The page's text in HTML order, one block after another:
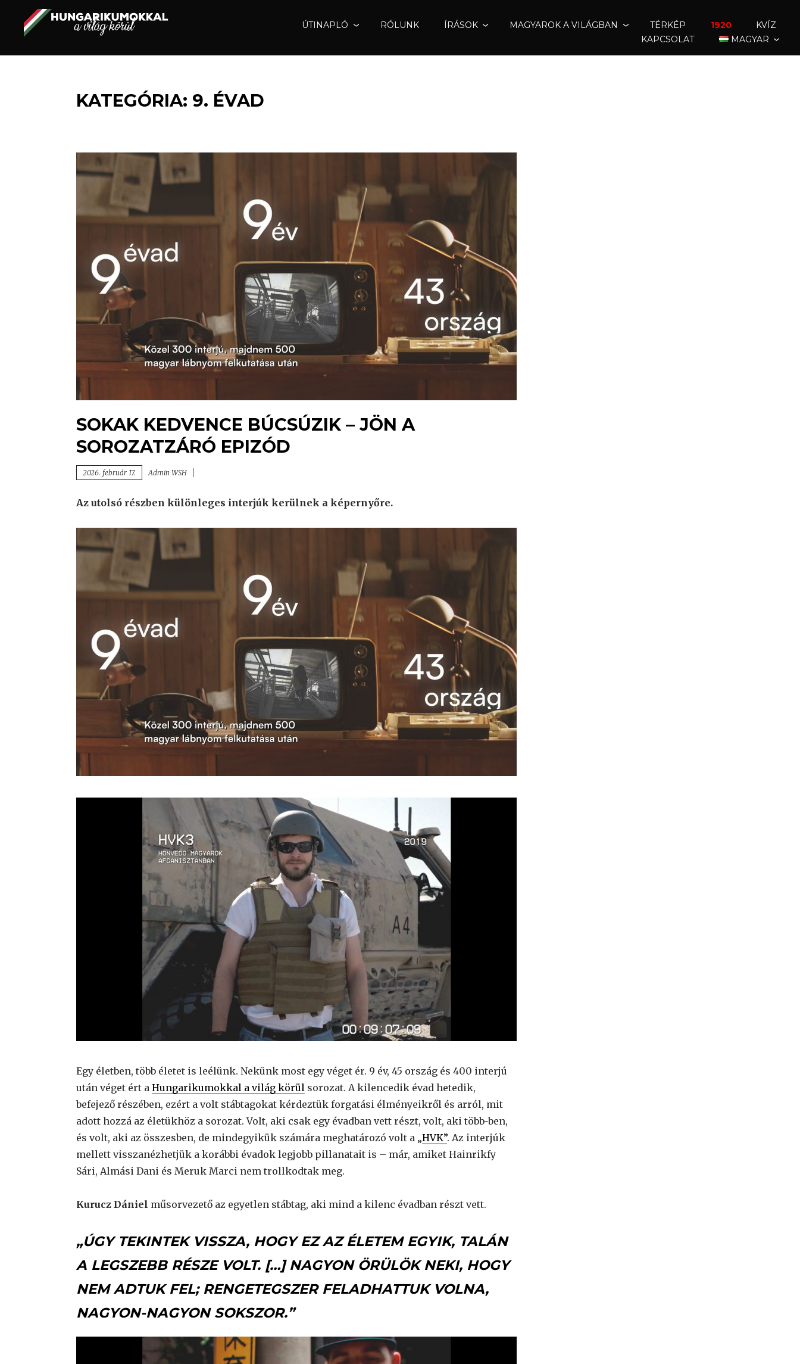
HUNGARIKUMOKKAL
ÚTINAPLÓ RÓLUNK ÍRÁSOK MAGYAROK A VILÁGBAN TÉRKÉP 1920
KVÍZ
KAPCSOLAT
MAGYAR
KATEGÓRIA: 9. ÉVAD
SOKAK KEDVENCE BÚCSÚZIK – JÖN A
SOROZATZÁRÓ EPIZÓD
2026. február 17. Admin WSH
Az utolsó részben különleges interjúk kerülnek a képernyőre.
Egy életben, több életet is leélünk. Nekünk most egy véget ér. 9 év, 45 ország és 400 interjú
után véget ért a Hungarikumokkal a világ körül sorozat. A kilencedik évad hetedik,
befejező részében, ezért a volt stábtagokat kérdeztük forgatási élményeikről és arról, mit
adott hozzá az életükhöz a sorozat. Volt, aki csak egy évadban vett részt, volt, aki több-ben,
és volt, aki az összesben, de mindegyikük számára meghatározó volt a „HVK”. Az interjúk
mellett visszanézhetjük a korábbi évadok legjobb pillanatait is – már, amiket Hainrikfy
Sári, Almási Dani és Meruk Marci nem trollkodtak meg.
Kurucz Dániel műsorvezető az egyetlen stábtag, aki mind a kilenc évadban részt vett.
„ÚGY TEKINTEK VISSZA, HOGY EZ AZ ÉLETEM EGYIK, TALÁN
A LEGSZEBB RÉSZE VOLT. […] NAGYON ÖRÜLÖK NEKI, HOGY
NEM ADTUK FEL; RENGETEGSZER FELADHATTUK VOLNA,
NAGYON-NAGYON SOKSZOR.”